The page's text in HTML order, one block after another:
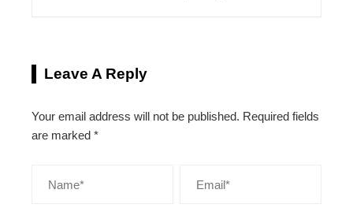
Leave A Reply
Your email address will not be published. Required fields
are marked *